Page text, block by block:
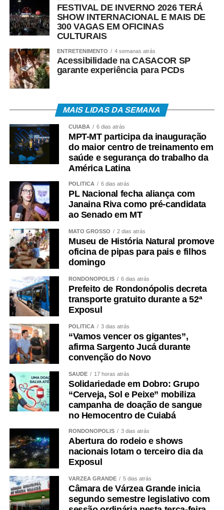
FESTIVAL DE INVERNO 2026 TERÁ
SHOW INTERNACIONAL E MAIS DE
300 VAGAS EM OFICINAS
CULTURAIS
ENTRETENIMENTO 4 semanas atrás
Acessibilidade na CASACOR SP
garante experiência para PCDs
MAIS LIDAS DA SEMANA
CUIABÁ 6 dias atrás
MPT-MT participa da inauguração
do maior centro de treinamento em
saúde e segurança do trabalho da
América Latina
POLÍTICA 6 dias atrás
PL Nacional fecha aliança com
Janaina Riva como pré-candidata
ao Senado em MT
MATO GROSSO 2 dias atrás
Museu de História Natural promove
oficina de pipas para pais e filhos
domingo
RONDONÓPOLIS 6 dias atrás
Prefeito de Rondonópolis decreta
transporte gratuito durante a 52ª
Exposul
POLÍTICA 3 dias atrás
“Vamos vencer os gigantes”,
afirma Sargento Jucá durante
convenção do Novo
SAÚDE 17 horas atrás
Solidariedade em Dobro: Grupo
“Cerveja, Sol e Peixe” mobiliza
campanha de doação de sangue
no Hemocentro de Cuiabá
RONDONÓPOLIS 3 dias atrás
Abertura do rodeio e shows
nacionais lotam o terceiro dia da
Exposul
VÁRZEA GRANDE 5 dias atrás
Câmara de Várzea Grande inicia
segundo semestre legislativo com